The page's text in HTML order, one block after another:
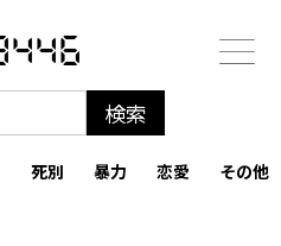
死別 暴力 恋愛 その他